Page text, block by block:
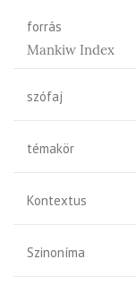
forrás
Mankiw Index
szófaj
témakör
Kontextus
Szinoníma